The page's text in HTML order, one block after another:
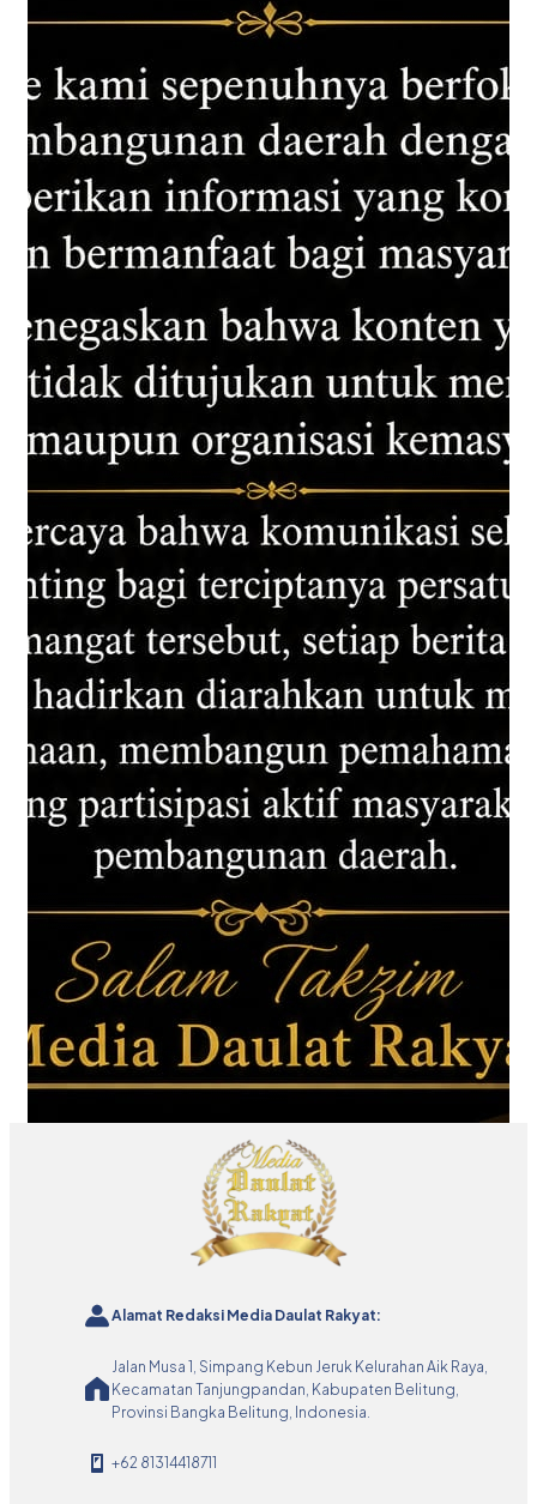
Alamat Redaksi Media Daulat Rakyat:
Jalan Musa 1, Simpang Kebun Jeruk Kelurahan Aik Raya,
Kecamatan Tanjungpandan, Kabupaten Belitung,
Provinsi Bangka Belitung, Indonesia.
+62 81314418711